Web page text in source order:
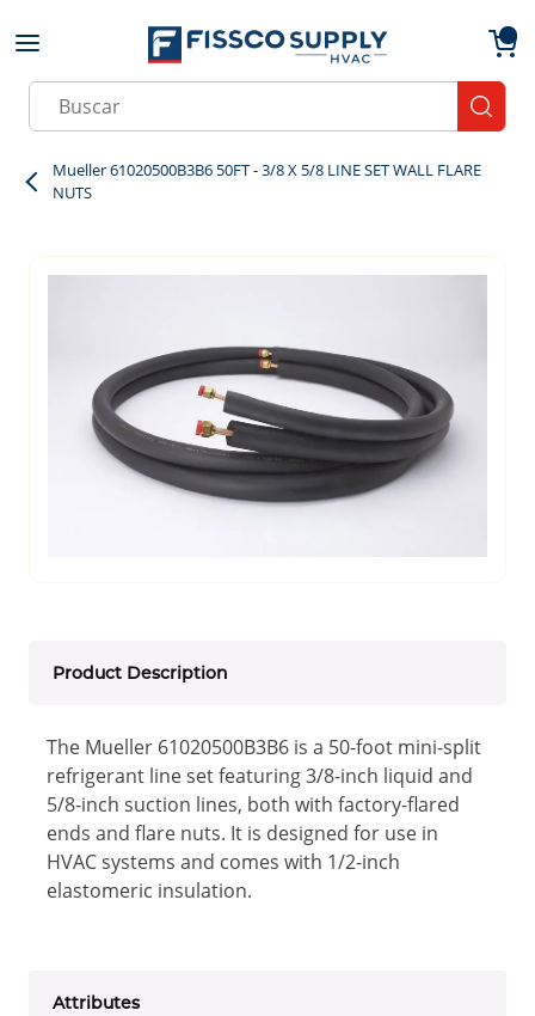
Skip to main content
Site Search
Mueller 61020500B3B6 50FT - 3/8 X 5/8 LINE SET WALL FLARE
NUTS
Product Description
The Mueller 61020500B3B6 is a 50-foot mini-split
refrigerant line set featuring 3/8-inch liquid and
5/8-inch suction lines, both with factory-flared
ends and flare nuts. It is designed for use in
HVAC systems and comes with 1/2-inch
elastomeric insulation.
Attributes